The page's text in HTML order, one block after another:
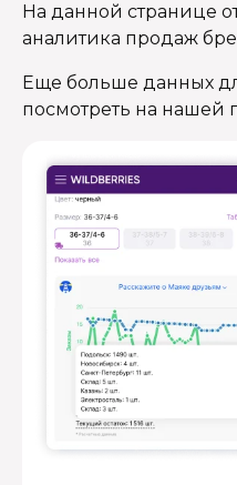
На данной странице
аналитика продаж
Еще больше данных
посмотреть на нашей